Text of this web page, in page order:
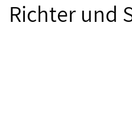
Richter und